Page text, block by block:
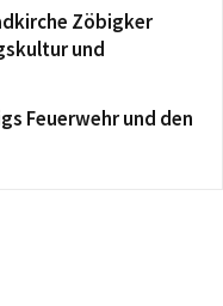
Zöbigker
und
Feuerwehr und den